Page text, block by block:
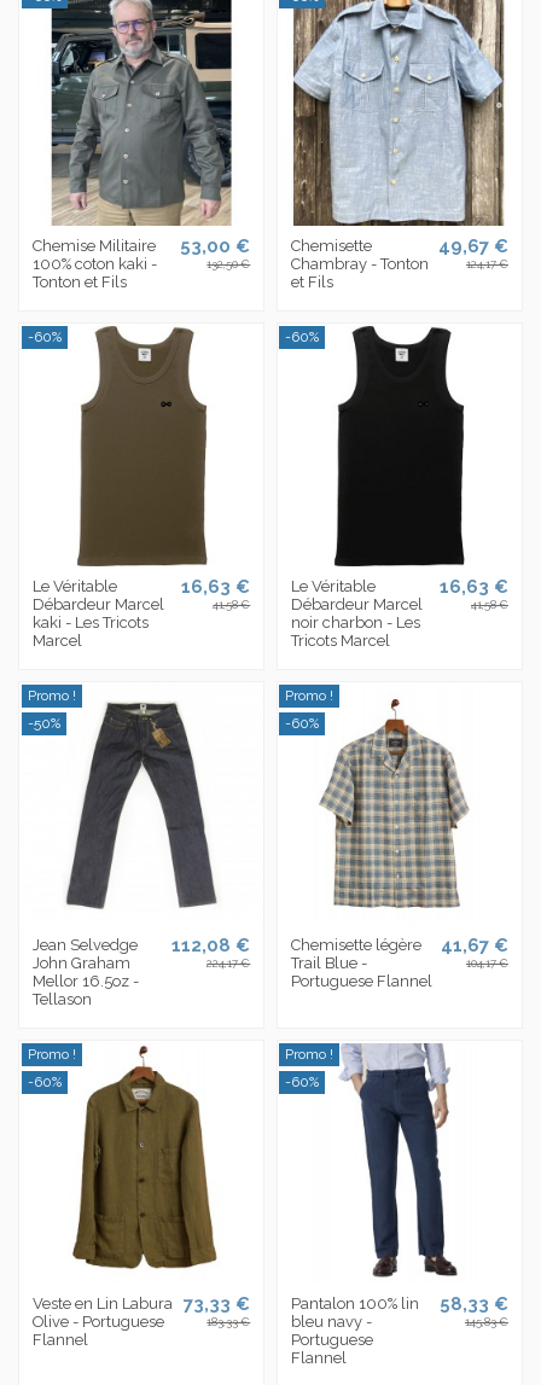
Chemise Militaire
100% coton kaki -
Tonton et Fils
53,00 €
132,50 €
Chemisette
Chambray - Tonton
et Fils
49,67 €
124,17 €
-60%
Le Véritable
Débardeur Marcel
kaki - Les Tricots
Marcel
16,63 €
41,58 €
-60%
Le Véritable
Débardeur Marcel
noir charbon - Les
Tricots Marcel
16,63 €
41,58 €
Promo !
-50%
Jean Selvedge
John Graham
Mellor 16.5oz -
Tellason
112,08 €
224,17 €
Promo !
-60%
Chemisette légère
Trail Blue -
Portuguese Flannel
41,67 €
104,17 €
Promo !
-60%
Veste en Lin Labura
Olive - Portuguese
Flannel
73,33 €
183,33 €
Promo !
-60%
Pantalon 100% lin
bleu navy -
Portuguese
Flannel
58,33 €
145,83 €